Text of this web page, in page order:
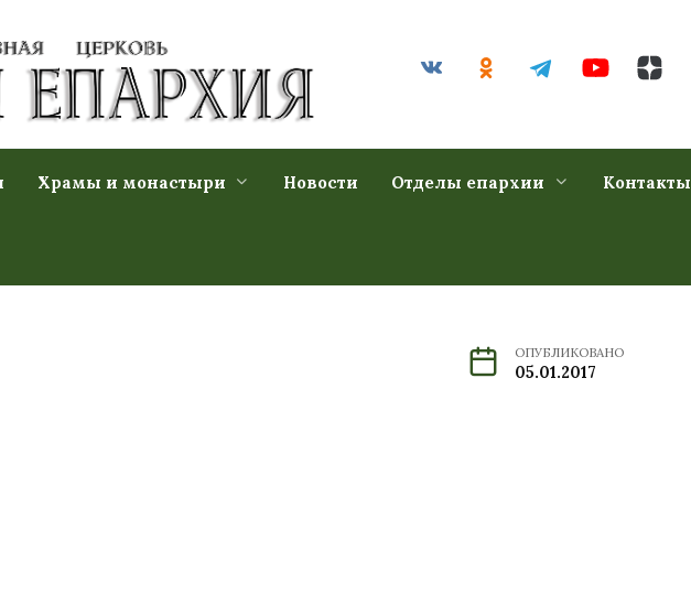
Храмы и монастыри Новости Отделы епархии Контакты
ОПУБЛИКОВАНО
05.01.2017